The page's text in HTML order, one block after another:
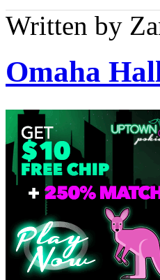
Written by
Omaha